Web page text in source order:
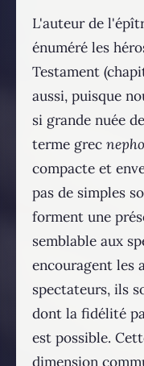
L'auteur de
énuméré les
Testament
aussi, puisque
si grande nuée
terme grec
compacte et
pas de simples
forment une
semblable aux
encouragent les
spectateurs, ils
dont la fidélité
est possible.
dimension